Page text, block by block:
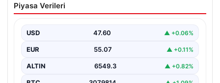
yasa çıkacak mı? Milyonlarca emekli
Piyasa Verileri
USD 47.60 ▲ +0.06%
EUR 55.07 ▲ +0.11%
ALTIN 6549.3 ▲ +0.82%